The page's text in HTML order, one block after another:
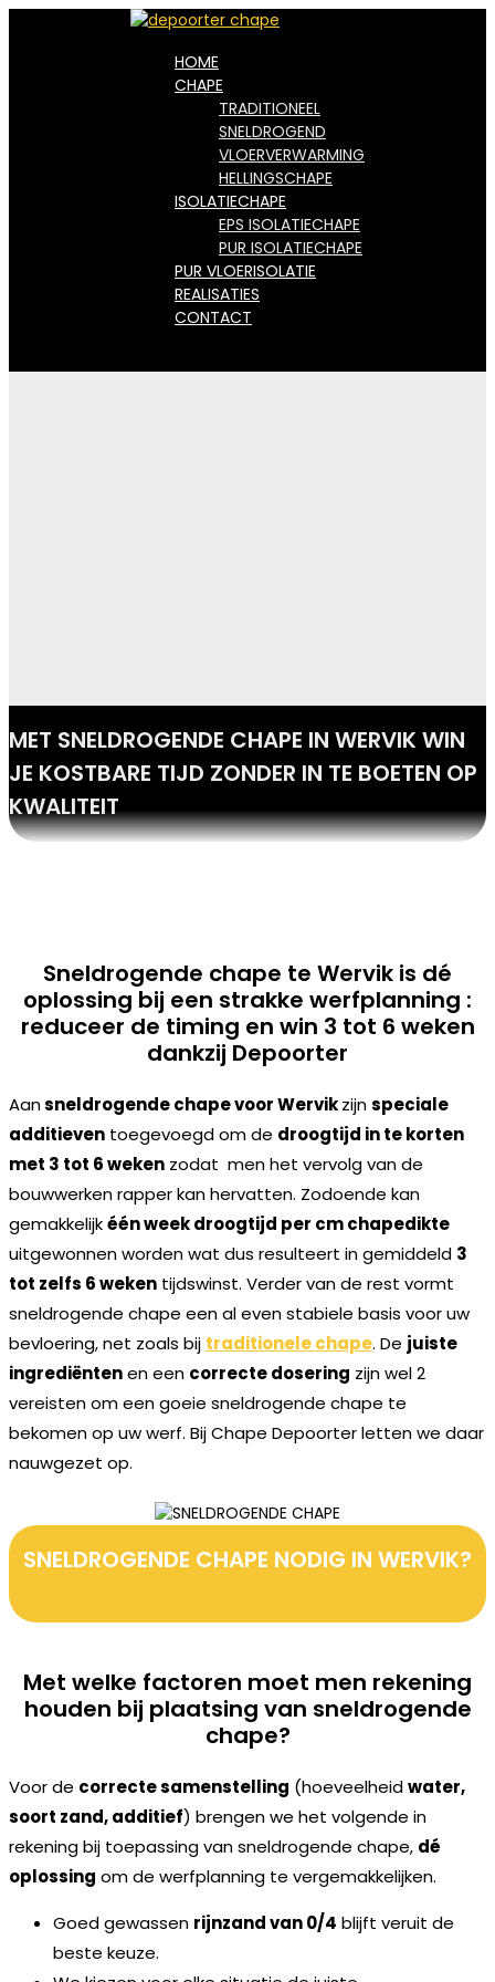
HOME
CHAPE
TRADITIONEEL
SNELDROGEND
VLOERVERWARMING
HELLINGSCHAPE
ISOLATIECHAPE
EPS ISOLATIECHAPE
PUR ISOLATIECHAPE
PUR VLOERISOLATIE
REALISATIES
CONTACT
MET SNELDROGENDE CHAPE IN WERVIK WIN
JE KOSTBARE TIJD ZONDER IN TE BOETEN OP
KWALITEIT
Sneldrogende chape te Wervik is dé
oplossing bij een strakke werfplanning :
reduceer de timing en win 3 tot 6 weken
dankzij Depoorter
Aansneldrogende chape voor Wervikzijnspeciale
additieven toegevoegd om de droogtijd in te korten
met 3 tot 6 weken zodat men het vervolg van de
bouwwerken rapper kan hervatten. Zodoende kan
gemakkelijkéén week droogtijd per cm chapedikte
uitgewonnen worden wat dus resulteert in gemiddeld 3
tot zelfs 6 weken tijdswinst. Verder van de rest vormt
sneldrogende chape een al even stabiele basis voor uw
bevloering, net zoals bij traditionele chape. De juiste
ingrediëntenen een correcte dosering zijn wel 2
vereisten om een goeie sneldrogende chape te
bekomen op uw werf. Bij Chape Depoorter letten we daar
nauwgezet op.
SNELDROGENDE CHAPE NODIG IN WERVIK?
Met welke factoren moet men rekening
houden bij plaatsing van sneldrogende
chape?
Voor de correcte samenstelling (hoeveelheidwater,
soort zand, additief) brengen we het volgende in
rekening bij toepassing van sneldrogende chape, dé
oplossing om de werfplanning te vergemakkelijken.
Goed gewassen rijnzand van 0/4 blijft veruit de
beste keuze.